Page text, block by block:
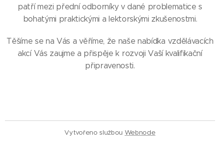
patří mezi přední odborníky v dané problematice s
bohatými praktickými a lektorskými zkušenostmi.
Těšíme se na Vás a věříme, že naše nabídka vzdělávacích
akcí Vás zaujme a přispěje k rozvoji Vaší kvalifikační
připravenosti.
Vytvořeno službou Webnode